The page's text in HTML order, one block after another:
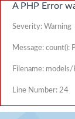
A PHP Error
Severity: Warning
Message: count():
Filename:
Line Number: 24